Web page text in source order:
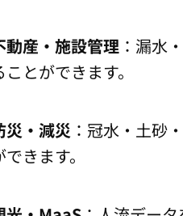
動産・施設管理 ：漏水
ことができます。
災・減災 ：冠水・土砂
できます。